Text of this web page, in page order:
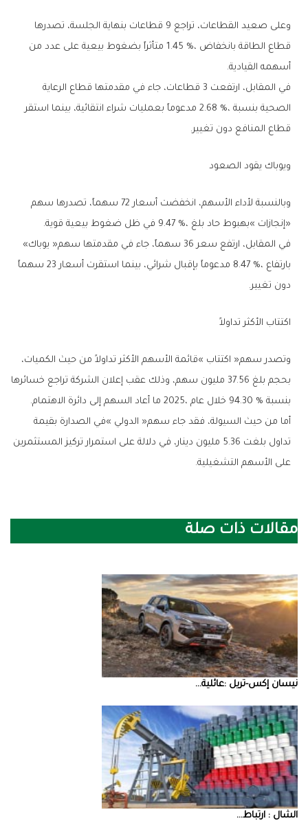
‬أسهمه‭ ‬القيادية‭.‬
‬قطاع‭ ‬المنافع‭ ‬دون‭ ‬تغيير‭.‬
ويوباك‭ ‬يقود‭ ‬الصعود
‬‮«‬إنجازات‮»‬‭ ‬بهبوط‭ ‬حاد‭ ‬بلغ‭ ‬9‭.‬47‭ %‬،‭ ‬في‭ ‬ظل‭ ‬ضغوط‭ ‬بيعية‭ ‬قوية‭.‬
في‭ ‬المقابل،‭ ‬ارتفع‭ ‬سعر‭ ‬36‭ ‬سهماً،‭ ‬جاء‭ ‬في‭ ‬مقدمتها‭ ‬سهم‭ ‬‮«‬يوباك‮»‬‭
‬دون‭ ‬تغيير‭.‬
اكتتاب‭ ‬الأكثر‭ ‬تداولاً
‬بنسبة‭ ‬94.30‭ % ‬خلال‭ ‬عام‭ ‬2025،‭ ‬ما‭ ‬أعاد‭ ‬السهم‭ ‬إلى‭ ‬دائرة‭ ‬الاهتمام‭.‬
‬على‭ ‬الأسهم‭ ‬التشغيلية‭.‬
مقالات ذات صلة
نيسان‭ ‬إكس‭-‬تريل‭: ‬عائلية‭ ...
‮‬الشال‮ ‬‭: ‬ارتباط‭ ...